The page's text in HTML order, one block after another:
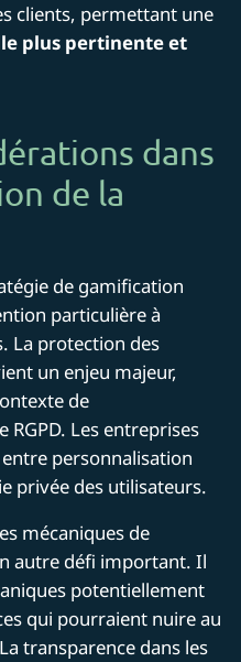
clients, permettant une
plus pertinente et
dans
de la
de gamification
particulière à
La protection des
un enjeu majeur,
de
Les entreprises
personnalisation
privée des utilisateurs.
mécaniques de
autre défi important. Il
potentiellement
qui pourraient nuire au
transparence dans les